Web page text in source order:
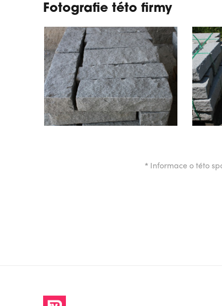
Fotografie této firmy
* Informace o této